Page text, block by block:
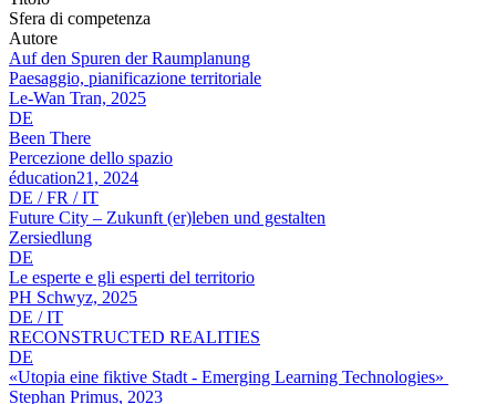
Sfera di competenza
Autore
Auf den Spuren der Raumplanung
Paesaggio, pianificazione territoriale
Le-Wan Tran, 2025
DE
Been There
Percezione dello spazio
éducation21, 2024
DE / FR / IT
Future City – Zukunft (er)leben und gestalten
Zersiedlung
DE
Le esperte e gli esperti del territorio
PH Schwyz, 2025
DE / IT
RECONSTRUCTED REALITIES
DE
«Utopia eine fiktive Stadt - Emerging Learning Technologies»
Stephan Primus, 2023